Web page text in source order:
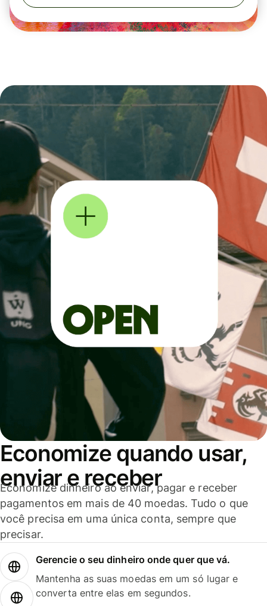
Economize quando usar,
enviar e receber
Economize dinheiro ao enviar, pagar e receber
pagamentos em mais de 40 moedas. Tudo o que
você precisa em uma única conta, sempre que
precisar.
Gerencie o seu dinheiro onde quer que vá.
Mantenha as suas moedas em um só lugar e
converta entre elas em segundos.